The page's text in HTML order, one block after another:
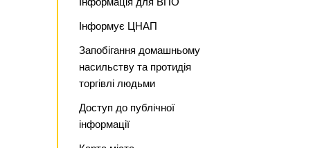
Інформує ЦНАП
Запобігання домашньому
насильству та протидія
торгівлі людьми
Доступ до публічної
інформації